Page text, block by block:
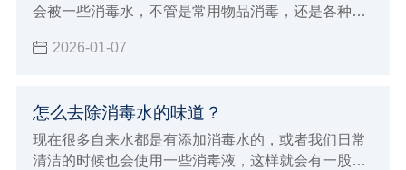
会被一些消毒水，不管是常用物品消毒，还是各种下
有危害的，下面小辉就来给大家讲讲消毒水怎么正确
2026-01-07
怎么去除消毒水的味道？
现在很多自来水都是有添加消毒水的，或者我们日常
清洁的时候也会使用一些消毒液，这样就会有一股呛